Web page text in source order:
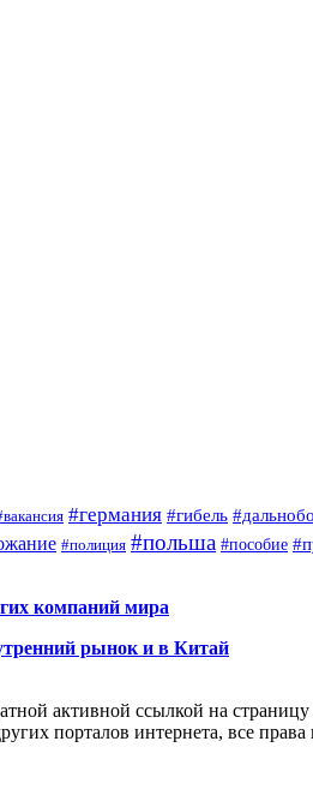
#германия #гибель
#полиция #польша #пособие
компаний мира
рынок и в Китай
активной ссылкой на страницу
порталов интернета, все